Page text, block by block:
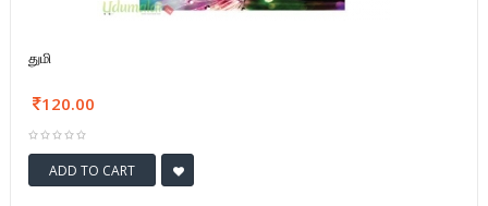
துமி
120.00
ADD TO CART